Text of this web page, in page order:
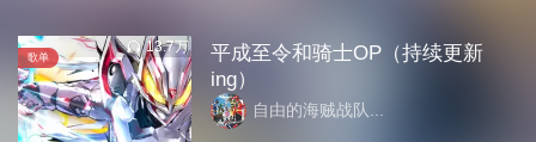
歌单
13.7万
平成至令和骑士OP（持续更新
ing）
自由的海贼战队...